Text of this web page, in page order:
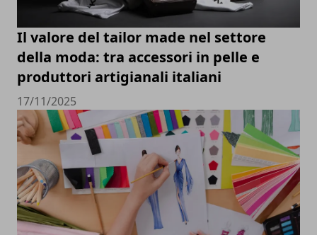
Il valore del tailor made nel settore
della moda: tra accessori in pelle e
produttori artigianali italiani
17/11/2025